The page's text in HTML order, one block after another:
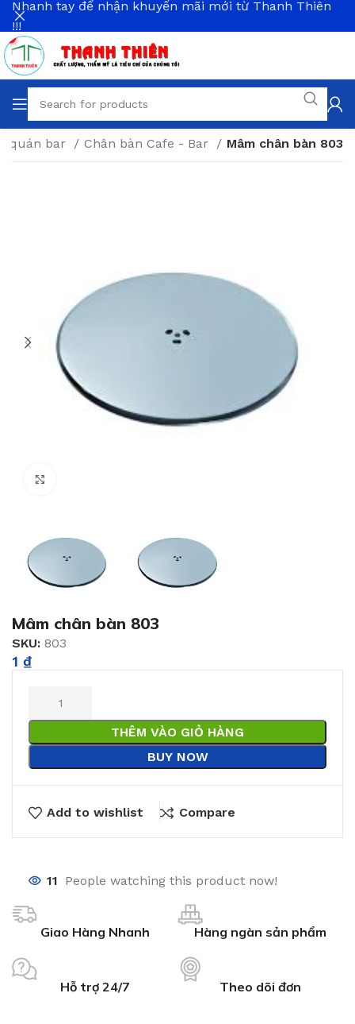
quán bar Chân bàn Cafe - Bar Mâm chân bàn 803
Mâm chân bàn 803
SKU: 803
1 ₫
THÊM VÀO GIỎ HÀNG
BUY NOW
Add to wishlist Compare
11 People watching this product now!
Giao Hàng Nhanh Hàng ngàn sản phẩm
Hỗ trợ 24/7 Theo dõi đơn
Nhanh tay để nhận khuyến mãi mới từ Thanh Thiên
!!!